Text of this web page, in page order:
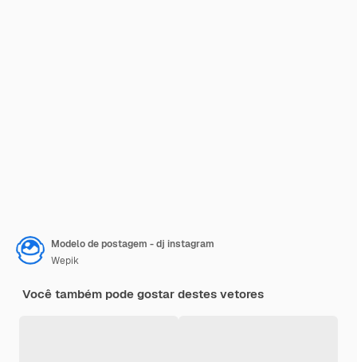
Modelo de postagem - dj instagram
Wepik
Você também pode gostar destes vetores